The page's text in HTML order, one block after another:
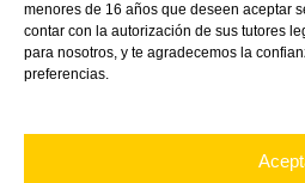
menores de 16 años que deseen aceptar
contar con la autorización de sus tutores
para nosotros, y te agradecemos la
preferencias.